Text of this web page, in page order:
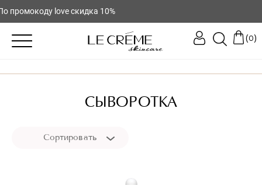
промокоду love скидка 10%
(0)
СЫВОРОТКА
Сортировать